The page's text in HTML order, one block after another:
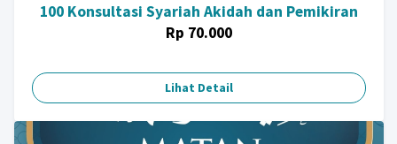
100 Konsultasi Syariah Akidah dan Pemikiran
Rp 70.000
Lihat Detail